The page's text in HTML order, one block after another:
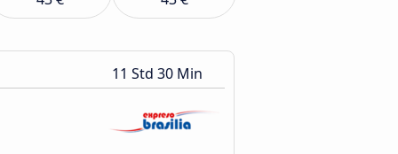
11 Std 30 Min